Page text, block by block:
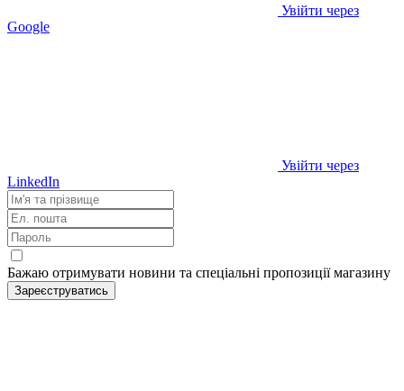
Увійти через
Google
Увійти через
LinkedIn
Бажаю отримувати новини та спеціальні пропозиціїмагазину
Зареєструватись